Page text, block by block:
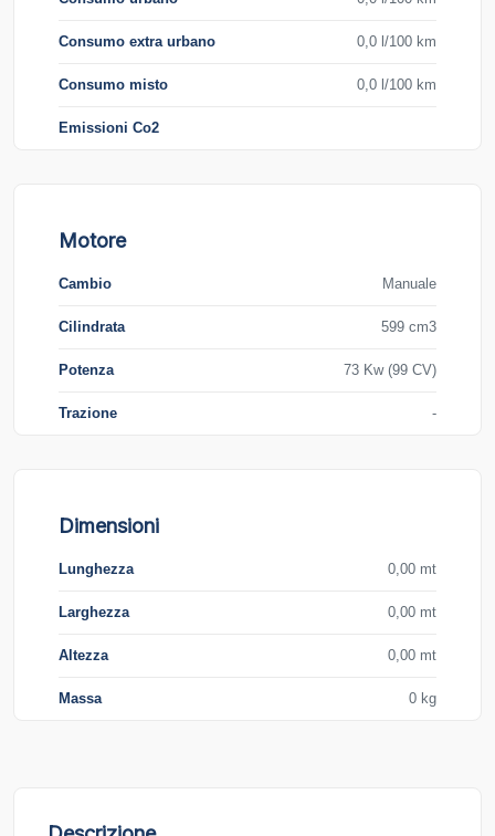
Consumo extra urbano 0,0 l/100 km
Consumo misto 0,0 l/100 km
Emissioni Co2
Motore
Cambio Manuale
Cilindrata 599 cm3
Potenza 73 Kw (99 CV)
Trazione -
Dimensioni
Lunghezza 0,00 mt
Larghezza 0,00 mt
Altezza 0,00 mt
Massa 0 kg